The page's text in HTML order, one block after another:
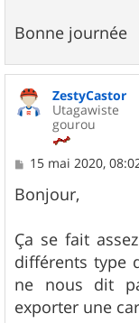
Bonne journée
ZestyCastor
Utagawiste
gourou
M
s
s
g
e
15 mai 2020,
Bonjour,
Ça se fait
différents type
ne nous dit
exporter une